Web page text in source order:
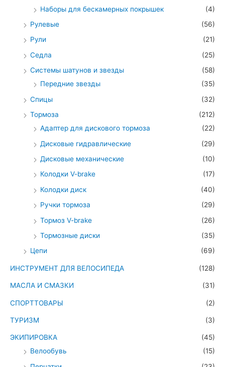
Наборы для бескамерных покрышек
(4)
Рулевые
(56)
Рули
(21)
Седла
(25)
Системы шатунов и звезды
(58)
Передние звезды
(35)
Спицы
(32)
Тормоза
(212)
Адаптер для дискового тормоза
(22)
Дисковые гидравлические
(29)
Дисковые механические
(10)
Колодки V-brake
(17)
Колодки диск
(40)
Ручки тормоза
(29)
Тормоз V-brake
(26)
Тормозные диски
(35)
Цепи
(69)
ИНСТРУМЕНТ ДЛЯ ВЕЛОСИПЕДА (128)
МАСЛА И СМАЗКИ (31)
СПОРТТОВАРЫ (2)
ТУРИЗМ (3)
ЭКИПИРОВКА
(45)
Велообувь
(15)